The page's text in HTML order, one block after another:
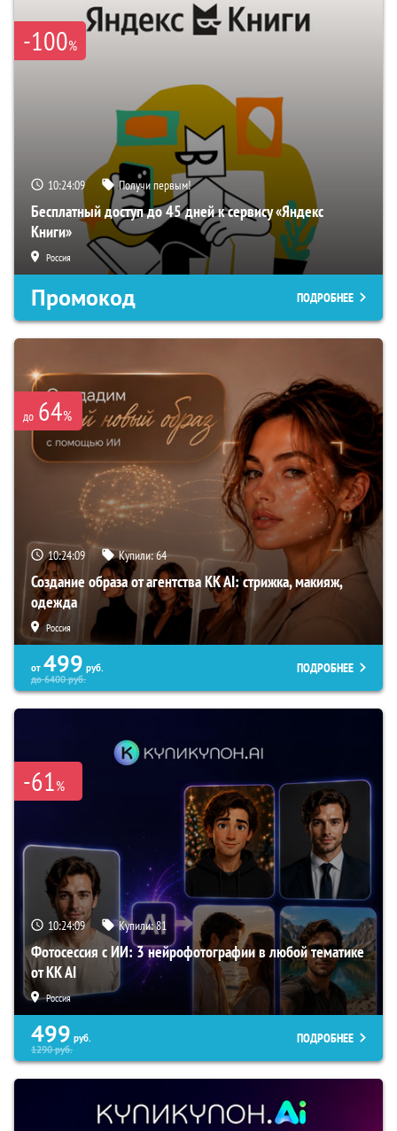
-100%
10:24:08 Получи первым!
Бесплатный доступ до 45 дней к сервису «Яндекс
Книги»
Россия
Промокод ПОДРОБНЕЕ
до 64%
10:24:08 Купили:64
Создание образа от агентства KK AI: стрижка, макияж,
одежда
Россия
от 499 руб.
до6400руб.
ПОДРОБНЕЕ
-61%
10:24:08 Купили:81
Фотосессия с ИИ: 3 нейрофотографии в любой тематике
от KK AI
Россия
499 руб.
1290руб.
ПОДРОБНЕЕ